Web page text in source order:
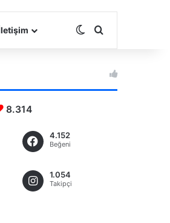
Dış görünümü
8.314
4.152
Beğeni
1.054
Takipçi